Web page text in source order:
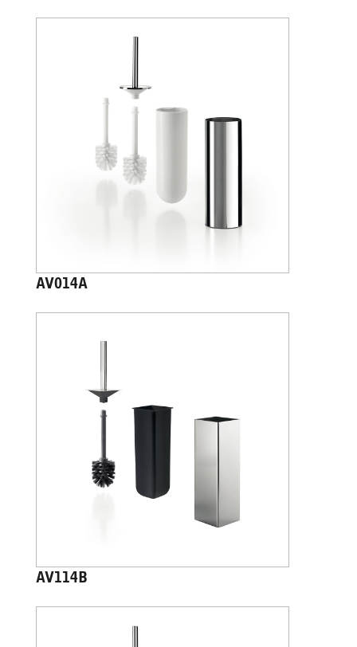
AV014A
AV114B